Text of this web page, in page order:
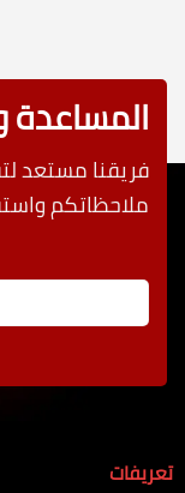
المساعدة
فريقنا مستعد
ملاحظاتكم
تعريفات